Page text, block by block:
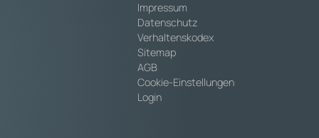
Impressum
Datenschutz
Verhaltenskodex
Sitemap
AGB
Cookie-Einstellungen
Login